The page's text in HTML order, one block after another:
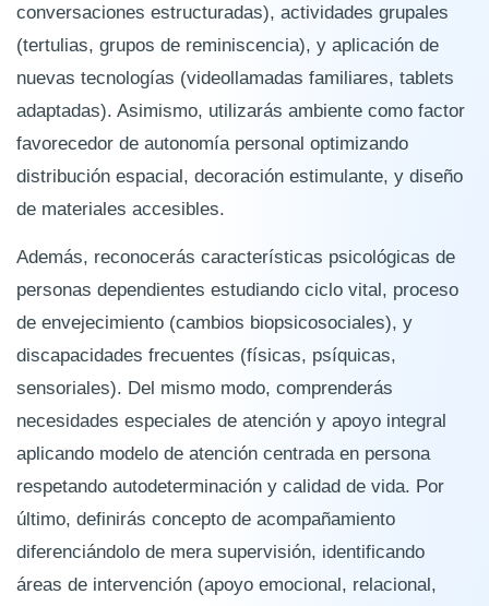
conversaciones estructuradas), actividades grupales
(tertulias, grupos de reminiscencia), y aplicación de
nuevas tecnologías (videollamadas familiares, tablets
adaptadas). Asimismo, utilizarás ambiente como factor
favorecedor de autonomía personal optimizando
distribución espacial, decoración estimulante, y diseño
de materiales accesibles.
Además, reconocerás características psicológicas de
personas dependientes estudiando ciclo vital, proceso
de envejecimiento (cambios biopsicosociales), y
discapacidades frecuentes (físicas, psíquicas,
sensoriales). Del mismo modo, comprenderás
necesidades especiales de atención y apoyo integral
aplicando modelo de atención centrada en persona
respetando autodeterminación y calidad de vida. Por
último, definirás concepto de acompañamiento
diferenciándolo de mera supervisión, identificando
áreas de intervención (apoyo emocional, relacional,